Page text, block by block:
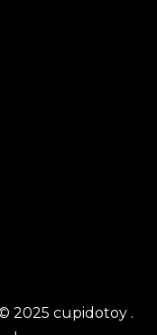
2025 cupidotoy .